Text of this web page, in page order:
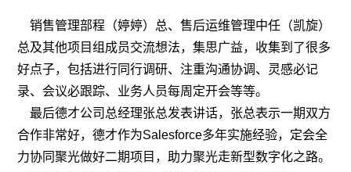
销售管理部程（婷婷）总、售后运维管理中任（凯旋）
总及其他项目组成员交流想法，集思广益，收集到了很多
好点子，包括进行同行调研、注重沟通协调、灵感必记
录、会议必跟踪、业务人员每周定开会等等。
最后德才公司总经理张总发表讲话，张总表示一期双方
合作非常好，德才作为Salesforce多年实施经验，定会全
力协同聚光做好二期项目，助力聚光走新型数字化之路。